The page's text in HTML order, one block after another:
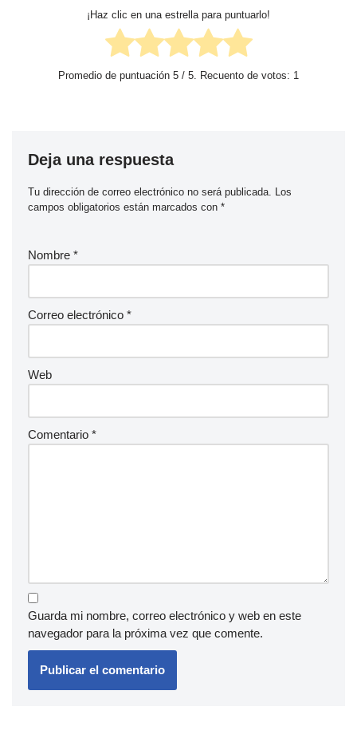
¡Haz clic en una estrella para puntuarlo!
Promedio de puntuación 5 / 5. Recuento de votos: 1
Deja una respuesta
Tu dirección de correo electrónico no será publicada. Los
campos obligatorios están marcados con *
Nombre *
Correo electrónico *
Web
Comentario *
Guarda mi nombre, correo electrónico y web en este
navegador para la próxima vez que comente.